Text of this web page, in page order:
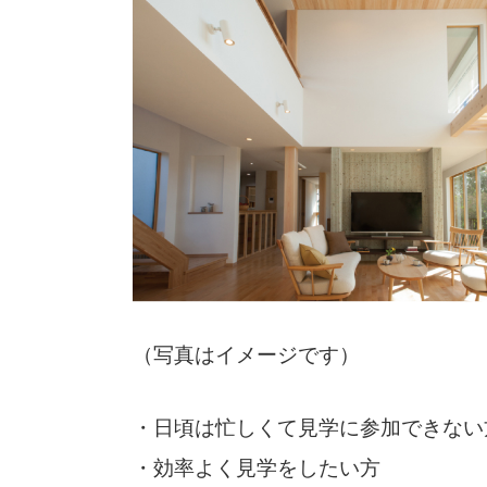
（写真はイメージです）
・日頃は忙しくて見学に参加できな
・効率よく見学をしたい方